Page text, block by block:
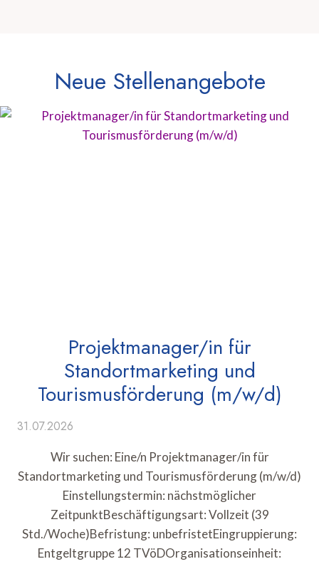
Neue Stellenangebote
Projektmanager/in für
Standortmarketing und
Tourismusförderung (m/w/d)
31.07.2026
Wir suchen: Eine/n Projektmanager/in für
Standortmarketing und Tourismusförderung (m/w/d)
Einstellungstermin: nächstmöglicher
ZeitpunktBeschäftigungsart: Vollzeit (39
Std./Woche)Befristung: unbefristetEingruppierung:
Entgeltgruppe 12 TVöDOrganisationseinheit: